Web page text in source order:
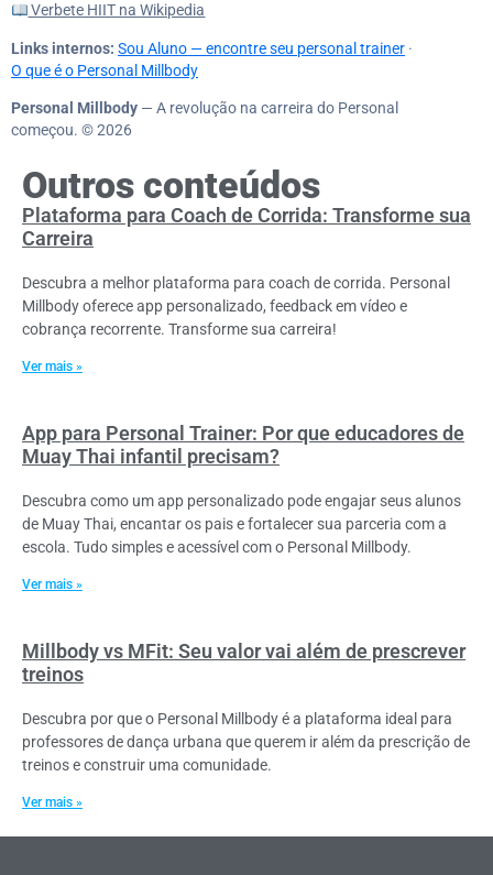
Verbete HIIT na Wikipedia
Links internos: Sou Aluno — encontre seu personal trainer ·
O que é o Personal Millbody
Personal Millbody — A revolução na carreira do Personal
começou. © 2026
Outros conteúdos
Plataforma para Coach de Corrida: Transforme sua
Carreira
Descubra a melhor plataforma para coach de corrida. Personal
Millbody oferece app personalizado, feedback em vídeo e
cobrança recorrente. Transforme sua carreira!
Ver mais »
App para Personal Trainer: Por que educadores de
Muay Thai infantil precisam?
Descubra como um app personalizado pode engajar seus alunos
de Muay Thai, encantar os pais e fortalecer sua parceria com a
escola. Tudo simples e acessível com o Personal Millbody.
Ver mais »
Millbody vs MFit: Seu valor vai além de prescrever
treinos
Descubra por que o Personal Millbody é a plataforma ideal para
professores de dança urbana que querem ir além da prescrição de
treinos e construir uma comunidade.
Ver mais »